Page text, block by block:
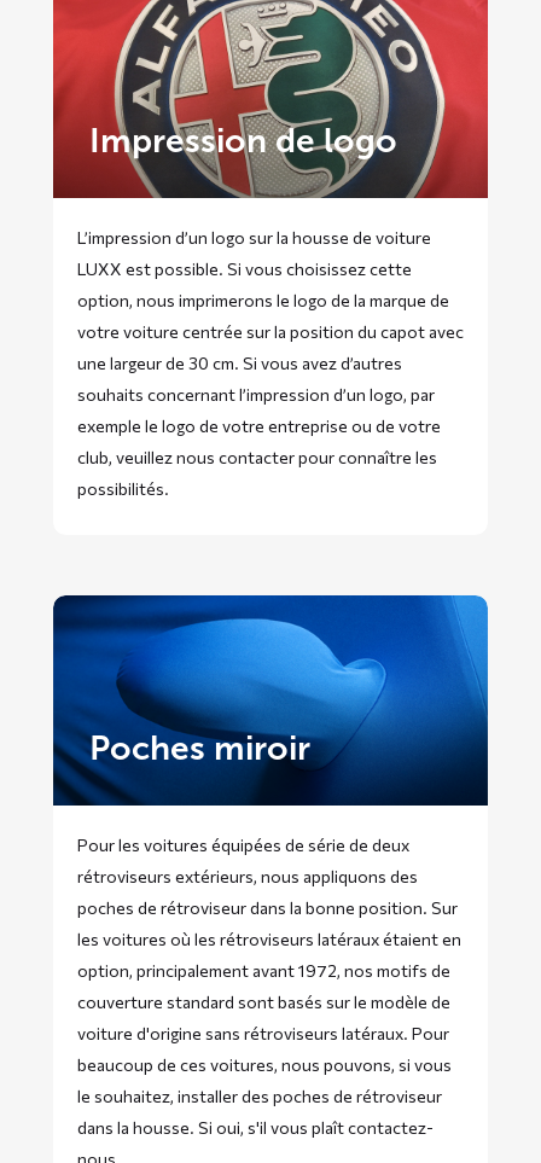
Impression de logo
L’impression d’un logo sur la housse de voiture
LUXX est possible. Si vous choisissez cette
option, nous imprimerons le logo de la marque de
votre voiture centrée sur la position du capot avec
une largeur de 30 cm. Si vous avez d’autres
souhaits concernant l’impression d’un logo, par
exemple le logo de votre entreprise ou de votre
club, veuillez nous contacter pour connaître les
possibilités.
Poches miroir
Pour les voitures équipées de série de deux
rétroviseurs extérieurs, nous appliquons des
poches de rétroviseur dans la bonne position. Sur
les voitures où les rétroviseurs latéraux étaient en
option, principalement avant 1972, nos motifs de
couverture standard sont basés sur le modèle de
voiture d'origine sans rétroviseurs latéraux. Pour
beaucoup de ces voitures, nous pouvons, si vous
le souhaitez, installer des poches de rétroviseur
dans la housse. Si oui, s'il vous plaîtcontactez-
nous